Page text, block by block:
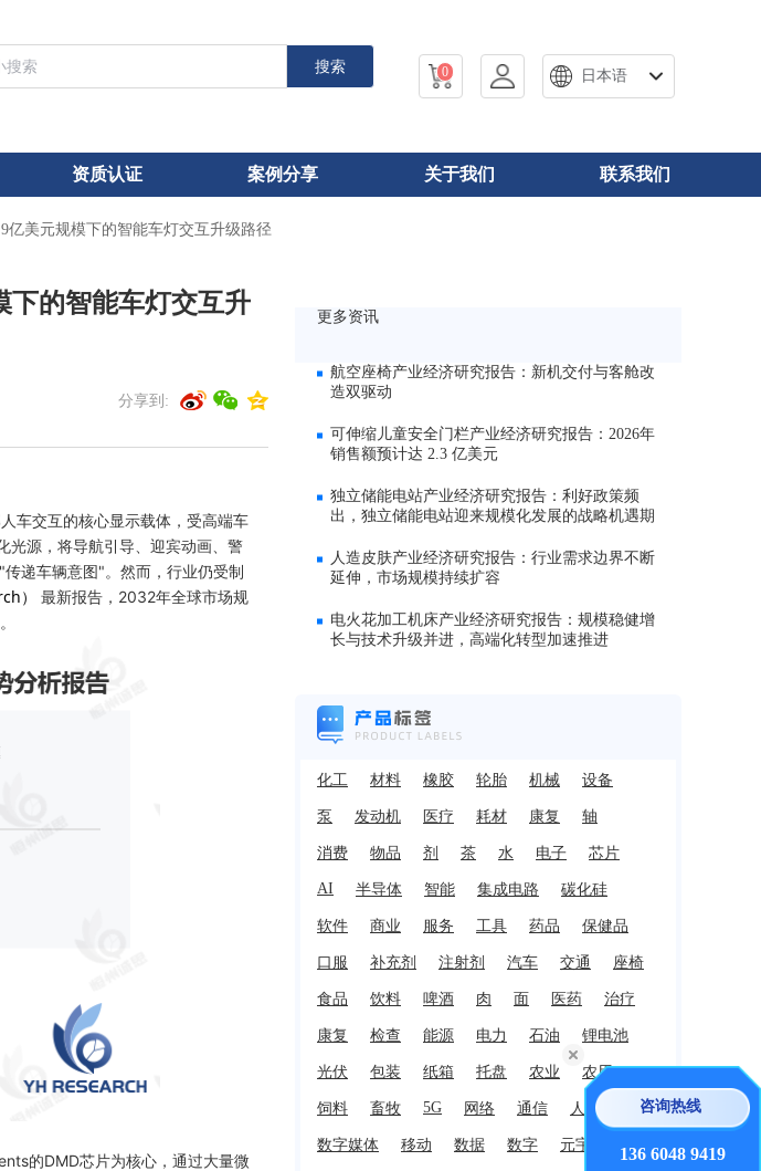
咨询热线
136 6048 9419
搜索 0 日本语
资质认证 案例分享 关于我们 联系我们
亿美元规模下的智能车灯交互升级路径
下的智能车灯交互升
分享到:
车交互的核心显示载体，受高端车
光源，将导航引导、迎宾动画、警
递车辆意图"。然而，行业仍受制
）
最新报告，2032年全球市场规
的DMD芯片为核心，通过大量微
更多资讯
航空座椅产业经济研究报告：新机交付与客舱改
造双驱动
可伸缩儿童安全门栏产业经济研究报告：2026年
销售额预计达 2.3 亿美元
独立储能电站产业经济研究报告：利好政策频
出，独立储能电站迎来规模化发展的战略机遇期
人造皮肤产业经济研究报告：行业需求边界不断
延伸，市场规模持续扩容
电火花加工机床产业经济研究报告：规模稳健增
长与技术升级并进，高端化转型加速推进
化工 材料 橡胶 轮胎 机械 设备
泵 发动机 医疗 耗材 康复 轴
消费 物品 剂 茶 水 电子 芯片
AI 半导体 智能 集成电路 碳化硅
软件 商业 服务 工具 药品 保健品
口服 补充剂 注射剂 汽车 交通 座椅
食品 饮料 啤酒 肉 面 医药 治疗
康复 检查 能源 电力 石油 锂电池
光伏 包装 纸箱 托盘 农业 农用
饲料 畜牧 5G 网络 通信 人工智能
数字媒体 移动 数据 数字 元宇宙